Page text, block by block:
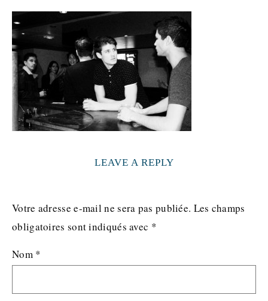
LEAVE A REPLY
Votre adresse e-mail ne sera pas publiée. Les champs
obligatoires sont indiqués avec *
Nom *